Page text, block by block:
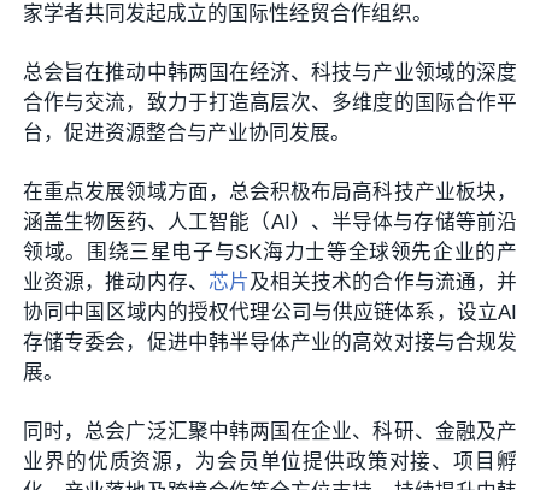
家学者共同发起成立的国际性经贸合作组织。
总会旨在推动中韩两国在经济、科技与产业领域的深度
合作与交流，致力于打造高层次、多维度的国际合作平
台，促进资源整合与产业协同发展。
在重点发展领域方面，总会积极布局高科技产业板块，
涵盖生物医药、人工智能（AI）、半导体与存储等前沿
领域。围绕三星电子与SK海力士等全球领先企业的产
业资源，推动内存、 芯片及相关技术的合作与流通，并
协同中国区域内的授权代理公司与供应链体系，设立AI
存储专委会，促进中韩半导体产业的高效对接与合规发
展。
同时，总会广泛汇聚中韩两国在企业、科研、金融及产
业界的优质资源，为会员单位提供政策对接、项目孵